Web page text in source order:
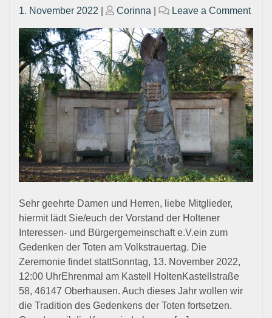
Posted
1. November 2022
Posted
Corinna Leave a Commenton
der
am
2022
Sehr geehrte Damen und Herren, liebe Mitglieder,
hiermit lädt Sie/euch der Vorstand der Holtener
Interessen- und Bürgergemeinschaft e.V.ein zum
Gedenken der Toten am Volkstrauertag. Die
Zeremonie findet stattSonntag, 13. November 2022,
12:00 UhrEhrenmal am Kastell HoltenKastellstraße
58, 46147 Oberhausen. Auch dieses Jahr wollen wir
die Tradition des Gedenkens der Toten fortsetzen.